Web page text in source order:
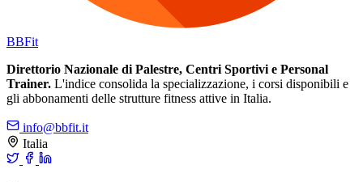
BBFit
Direttorio Nazionale di Palestre, Centri Sportivi e Personal
Trainer. L'indice consolida la specializzazione, i corsi disponibili e
gli abbonamenti delle strutture fitness attive in Italia.
info@bbfit.it
Italia